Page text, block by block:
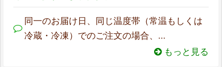
同一のお届け日、同じ温度帯（常温もしくは
冷蔵・冷凍）でのご注文の場合、...
もっと見る